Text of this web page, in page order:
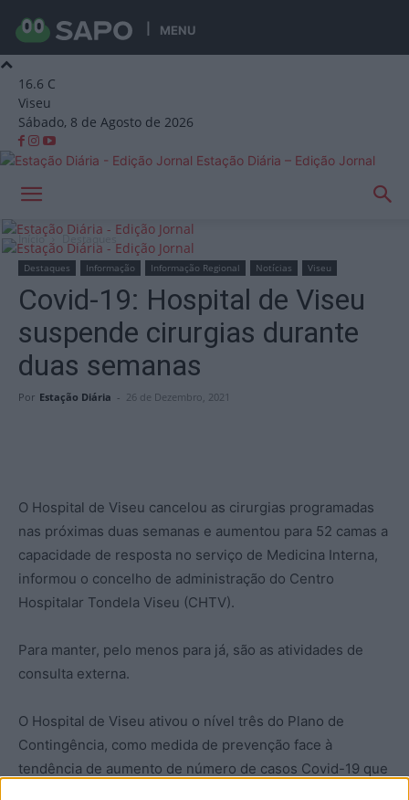
MENU
16.6 C
Viseu
Sábado, 8 de Agosto de 2026
Estação Diária – Edição Jornal
Início Destaques
Destaques Informação Informação Regional Notícias Viseu
Covid-19: Hospital de Viseu
suspende cirurgias durante
duas semanas
Por Estação Diária - 26 de Dezembro, 2021
O Hospital de Viseu cancelou as cirurgias programadas
nas próximas duas semanas e aumentou para 52 camas a
capacidade de resposta no serviço de Medicina Interna,
informou o concelho de administração do Centro
Hospitalar Tondela Viseu (CHTV).
Para manter, pelo menos para já, são as atividades de
consulta externa.
O Hospital de Viseu ativou o nível três do Plano de
Contingência, como medida de prevenção face à
tendência de aumento de número de casos Covid-19 que